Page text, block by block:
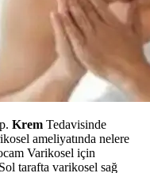
Krem Tedavisinde
ameliyatında nelere
Varikosel için
tarafta varikosel sağ